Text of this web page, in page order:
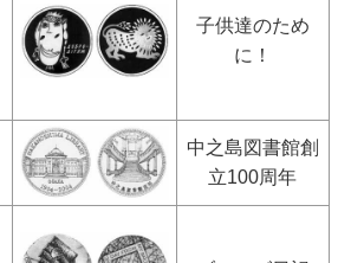
子供達のため
に！
中之島図書館創
立100周年